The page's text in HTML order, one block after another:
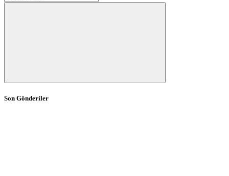
Son Gönderiler